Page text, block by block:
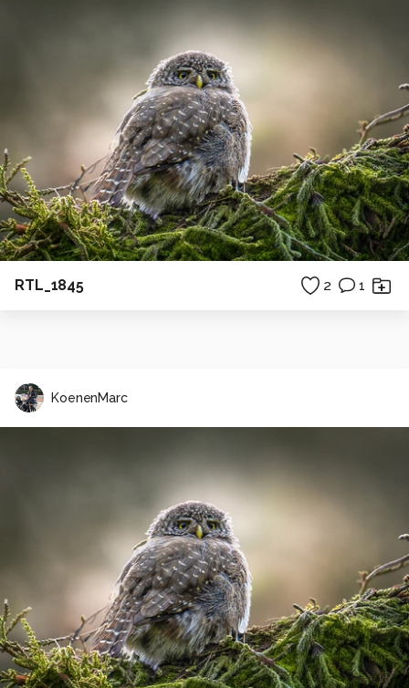
RTL_1845 2 1
KoenenMarc